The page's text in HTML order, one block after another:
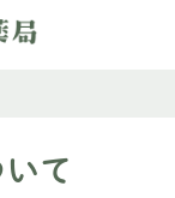
いて